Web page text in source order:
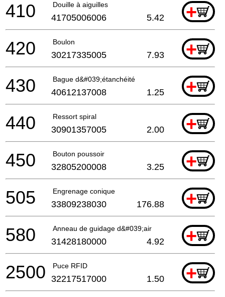
Douille à aiguilles +
410 41705006006 5.42
Boulon +
420 30217335005 7.93
Bague d&#039;étanchéité +
430 40612137008 1.25
Ressort spiral +
440 30901357005 2.00
Bouton poussoir +
450 32805200008 3.25
Engrenage conique +
505 33809238030 176.88
Anneau de guidage d&#039;air +
580 31428180000 4.92
Puce RFID +
2500 32217517000 1.50